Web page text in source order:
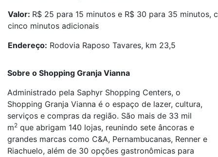
Valor: R$ 25 para 15 minutos e R$ 30 para 35 minutos,
cinco minutos adicionais
Endereço: Rodovia Raposo Tavares, km 23,5
Sobre o Shopping Granja Vianna
Administrado pela Saphyr Shopping Centers, o
Shopping Granja Vianna é o espaço de lazer, cultura,
serviços e compras da região. São mais de 33 mil
m2 que abrigam 140 lojas, reunindo sete âncoras e
grandes marcas como C&A, Pernambucanas, Renner e
Riachuelo, além de 30 opções gastronômicas para